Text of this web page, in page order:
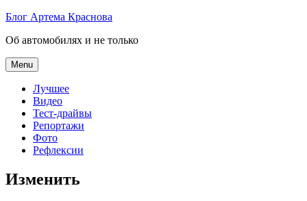
Skip
content
Блог Артема Краснова
Об автомобилях и не только
Menu
Лучшее
Видео
Тест-драйвы
Репортажи
Фото
Рефлексии
Изменить